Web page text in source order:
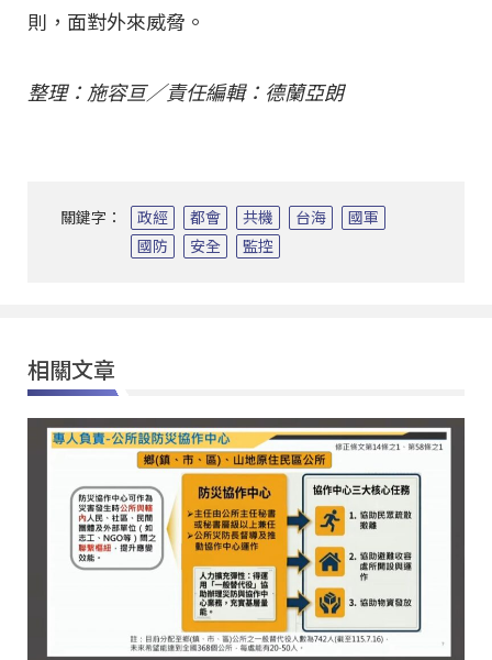
則，面對外來威脅。
整理：施容亘／責任編輯：德蘭亞朗
關鍵字： 政經 都會 共機 台海
國軍
國防
安全 監控
相關文章